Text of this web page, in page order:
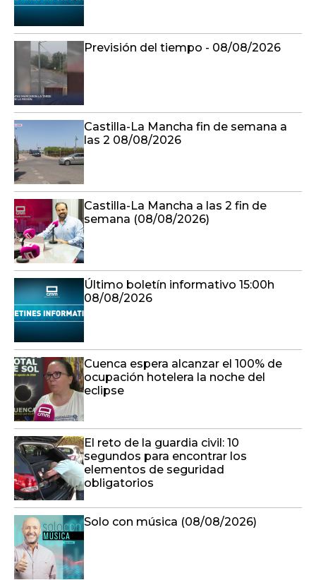
Previsión del tiempo - 08/08/2026
Castilla-La Mancha fin de semana a
las 2 08/08/2026
Castilla-La Mancha a las 2 fin de
semana (08/08/2026)
Último boletín informativo 15:00h
08/08/2026
Cuenca espera alcanzar el 100% de
ocupación hotelera la noche del
eclipse
El reto de la guardia civil: 10
segundos para encontrar los
elementos de seguridad
obligatorios
Solo con música (08/08/2026)